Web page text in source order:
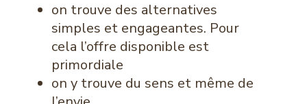
on trouve des alternatives
simples et engageantes. Pour
cela l’offre disponible est
primordiale
on y trouve du sens et même de